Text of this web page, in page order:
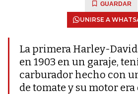
GUARDAR
UNIRSE A
La primera Harley-
en 1903 en un garaje,
carburador hecho con
de tomate y su motor